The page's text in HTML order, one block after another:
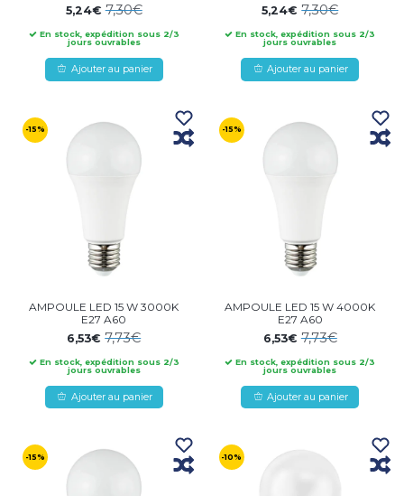
5,24€7,30€
En stock, expédition sous 2/3
jours ouvrables
Ajouter au panier
5,24€7,30€
En stock, expédition sous 2/3
jours ouvrables
Ajouter au panier
-15%
AMPOULE LED 15 W 3000K
E27 A60
6,53€7,73€
En stock, expédition sous 2/3
jours ouvrables
Ajouter au panier
-15%
AMPOULE LED 15 W 4000K
E27 A60
6,53€7,73€
En stock, expédition sous 2/3
jours ouvrables
Ajouter au panier
-15% -10%